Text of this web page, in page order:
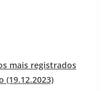
mais registrados
(19.12.2023)